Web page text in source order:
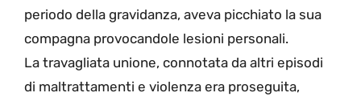
periodo della gravidanza, aveva picchiato la sua
compagna provocandole lesioni personali.
La travagliata unione, connotata da altri episodi
di maltrattamenti e violenza era proseguita,